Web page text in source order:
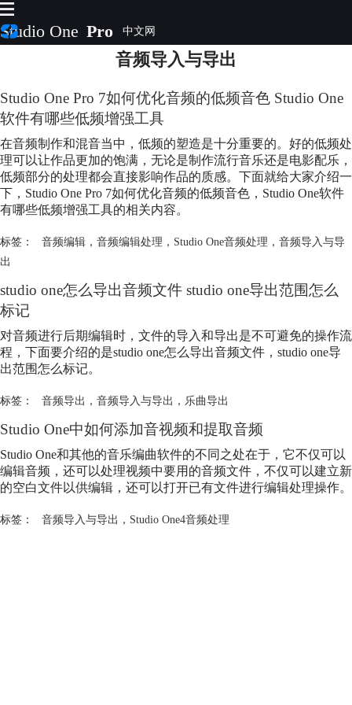
Studio One Pro
插件
下载
视频教程
服务
购买
音频导入与导出
Studio One Pro 7如何优化音频的低频音色 Studio One
软件有哪些低频增强工具
在音频制作和混音当中，低频的塑造是十分重要的。好的低频处
理可以让作品更加的饱满，无论是制作流行音乐还是电影配乐，
低频部分的处理都会直接影响作品的质感。下面就给大家介绍一
下，Studio One Pro 7如何优化音频的低频音色，Studio One软件
有哪些低频增强工具的相关内容。
标签： 音频编辑， 音频编辑处理 ， Studio One音频处理 ， 音频导入与导
出
studio one怎么导出音频文件 studio one导出范围怎么
标记
对音频进行后期编辑时，文件的导入和导出是不可避免的操作流
程，下面要介绍的是studio one怎么导出音频文件，studio one导
出范围怎么标记。
标签： 音频导出 ， 音频导入与导出 ， 乐曲导出
Studio One中如何添加音视频和提取音频
Studio One和其他的音乐编曲软件的不同之处在于，它不仅可以
编辑音频，还可以处理视频中要用的音频文件，不仅可以建立新
的空白文件以供编辑，还可以打开已有文件进行编辑处理操作。
标签： 音频导入与导出 ， Studio One4音频处理